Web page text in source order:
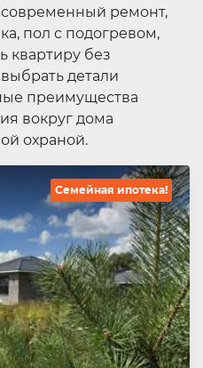
ремонт,
пол с подогревом,
квартиру без
детали
преимущества
вокруг дома
охраной.
Семейная ипотека!